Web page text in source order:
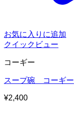
お気に入りに追加
クイックビュー
コーギー
スープ碗 コーギー
¥2,400